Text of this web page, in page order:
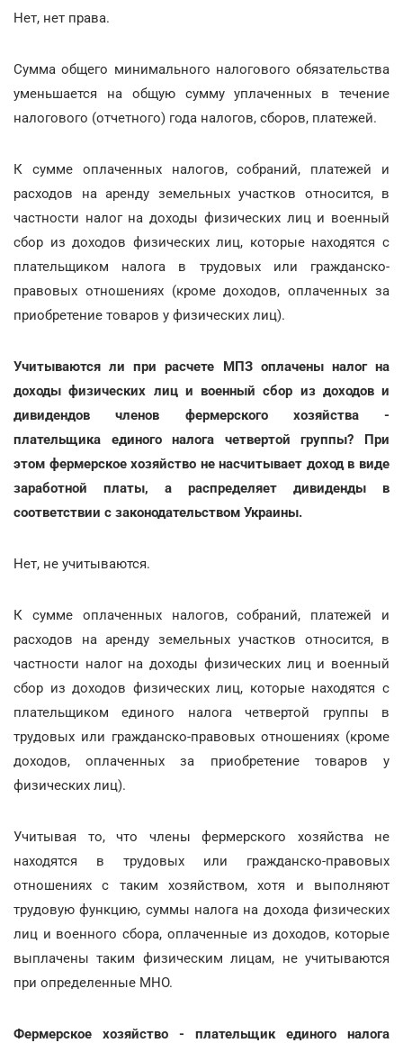
Нет, нет права.
Сумма общего минимального налогового обязательства
уменьшается на общую сумму уплаченных в течение
налогового (отчетного) года налогов, сборов, платежей.
К сумме оплаченных налогов, собраний, платежей и
расходов на аренду земельных участков относится, в
частности налог на доходы физических лиц и военный
сбор из доходов физических лиц, которые находятся с
плательщиком налога в трудовых или гражданско-
правовых отношениях (кроме доходов, оплаченных за
приобретение товаров у физических лиц).
Учитываются ли при расчете МПЗ оплачены налог на
доходы физических лиц и военный сбор из доходов и
дивидендов членов фермерского хозяйства -
плательщика единого налога четвертой группы? При
этом фермерское хозяйство не насчитывает доход в виде
заработной платы, а распределяет дивиденды в
соответствии с законодательством Украины.
Нет, не учитываются.
К сумме оплаченных налогов, собраний, платежей и
расходов на аренду земельных участков относится, в
частности налог на доходы физических лиц и военный
сбор из доходов физических лиц, которые находятся с
плательщиком единого налога четвертой группы в
трудовых или гражданско-правовых отношениях (кроме
доходов, оплаченных за приобретение товаров у
физических лиц).
Учитывая то, что члены фермерского хозяйства не
находятся в трудовых или гражданско-правовых
отношениях с таким хозяйством, хотя и выполняют
трудовую функцию, суммы налога на дохода физических
лиц и военного сбора, оплаченные из доходов, которые
выплачены таким физическим лицам, не учитываются
при определенные МНО.
Фермерское хозяйство - плательщик единого налога